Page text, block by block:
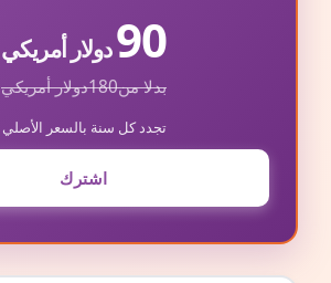
90دولار أمريكي
بدلا من180دولار أمريكي
تجدد كل سنة بالسعر الأصلي
اشترك